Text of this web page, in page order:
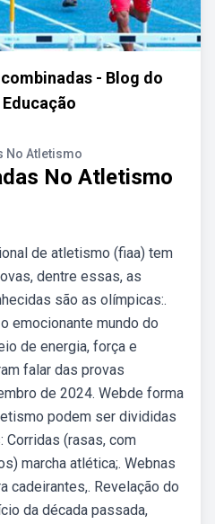
- Blog do
No Atletismo
No Atletismo
de atletismo (fiaa) tem
dentre essas, as
são as olímpicas:.
emocionante mundo do
de energia, força e
falar das provas
de 2024. Webde forma
podem ser divididas
(rasas, com
marcha atlética;. Webnas
cadeirantes,. Revelação do
da década passada,